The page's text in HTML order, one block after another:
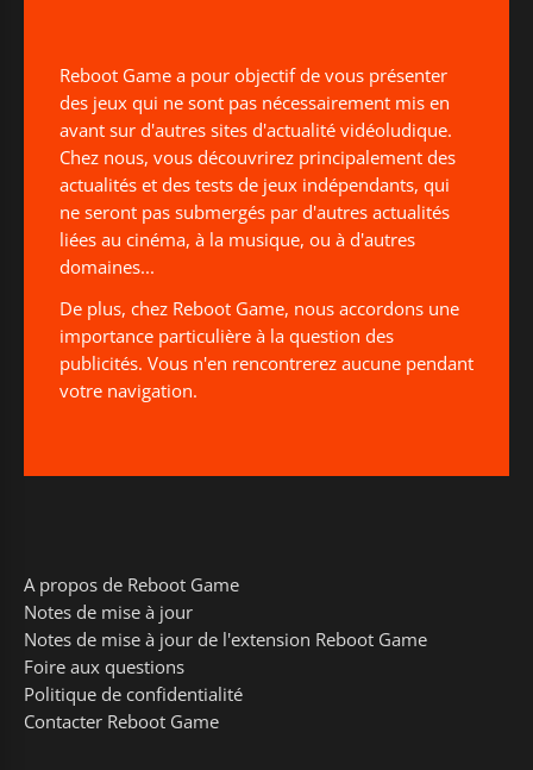
Reboot Game a pour objectif de vous présenter
des jeux qui ne sont pas nécessairement mis en
avant sur d'autres sites d'actualité vidéoludique.
Chez nous, vous découvrirez principalement des
actualités et des tests de jeux indépendants, qui
ne seront pas submergés par d'autres actualités
liées au cinéma, à la musique, ou à d'autres
domaines...
De plus, chez Reboot Game, nous accordons une
importance particulière à la question des
publicités. Vous n'en rencontrerez aucune pendant
votre navigation.
A propos de Reboot Game
Notes de mise à jour
Notes de mise à jour de l'extension Reboot Game
Foire aux questions
Politique de confidentialité
Contacter Reboot Game